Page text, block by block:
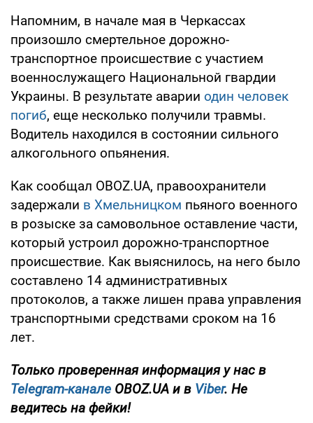
Напомним, в начале мая в Черкассах
произошло смертельное дорожно-
транспортное происшествие с участием
военнослужащего Национальной гвардии
Украины. В результате аварии один человек
погиб, еще несколько получили травмы.
Водитель находился в состоянии сильного
алкогольного опьянения.
Как сообщал OBOZ.UA, правоохранители
задержали в Хмельницком пьяного военного
в розыске за самовольное оставление части,
который устроил дорожно-транспортное
происшествие. Как выяснилось, на него было
составлено 14 административных
протоколов, а также лишен права управления
транспортными средствами сроком на 16
лет.
Только проверенная информация у нас в
Telegram-канале OBOZ.UA и в Viber. Не
ведитесь на фейки!